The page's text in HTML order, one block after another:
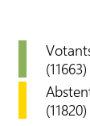
(11663)
(11820)